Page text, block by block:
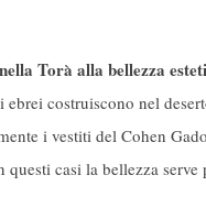
Torà alla bellezza
costruiscono nel
i vestiti del Cohen
casi la bellezza